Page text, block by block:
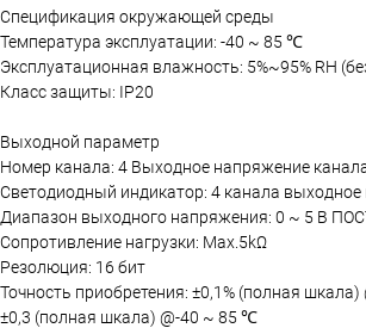
Спецификация окружающей среды
Температура эксплуатации: -40 ~ 85 ℃
Эксплуатационная влажность: 5%~95% RH
Класс защиты: IP20
Выходной параметр
Номер канала: 4 Выходное напряжение
Светодиодный индикатор: 4 канала
Диапазон выходного напряжения: 0 ~ 5 В
Сопротивление нагрузки: Max.5kΩ
Резолюция: 16 бит
Точность приобретения: ±0,1% (полная
±0,3 (полная шкала) @-40 ~ 85 ℃